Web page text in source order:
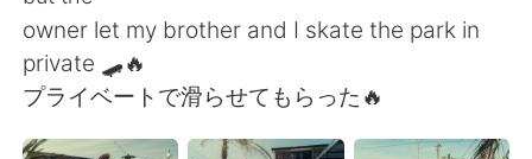
简体中文
Español العربية
owner let my brother and I skate the park in
private 🛹🔥
プライベートで滑らせてもらった🔥